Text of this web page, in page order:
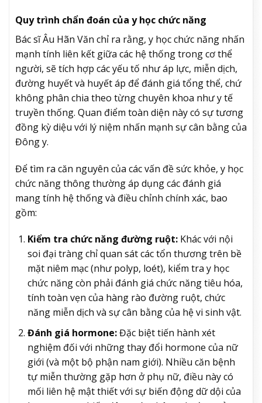
Quy trình chẩn đoán của y học chức năng
Bác sĩ Âu Hãn Văn chỉ ra rằng, y học chức năng nhấn
mạnh tính liên kết giữa các hệ thống trong cơ thể
người, sẽ tích hợp các yếu tố như áp lực, miễn dịch,
đường huyết và huyết áp để đánh giá tổng thể, chứ
không phân chia theo từng chuyên khoa như y tế
truyền thống. Quan điểm toàn diện này có sự tương
đồng kỳ diệu với lý niệm nhấn mạnh sự cân bằng của
Đông y.
Để tìm ra căn nguyên của các vấn đề sức khỏe, y học
chức năng thông thường áp dụng các đánh giá
mang tính hệ thống và điều chỉnh chính xác, bao
gồm:
Kiểm tra chức năng đường ruột:Khác với nội
soi đại tràng chỉ quan sát các tổn thương trên bề
mặt niêm mạc (như polyp, loét), kiểm tra y học
chức năng còn phải đánh giá chức năng tiêu hóa,
tính toàn vẹn của hàng rào đường ruột, chức
năng miễn dịch và sự cân bằng của hệ vi sinh vật.
Đánh giá hormone:Đặc biệt tiến hành xét
nghiệm đối với những thay đổi hormone của nữ
giới (và một bộ phận nam giới). Nhiều căn bệnh
tự miễn thường gặp hơn ở phụ nữ, điều này có
mối liên hệ mật thiết với sự biến động dữ dội của